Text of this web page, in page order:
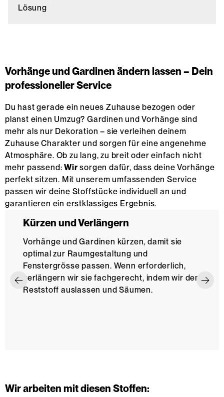
Lösung
Vorhänge und Gardinen ändern lassen – Dein
professioneller Service
Du hast gerade ein neues Zuhause bezogen oder
planst einen Umzug? Gardinen und Vorhänge sind
mehr als nur Dekoration – sie verleihen deinem
Zuhause Charakter und sorgen für eine angenehme
Atmosphäre. Ob zu lang, zu breit oder einfach nicht
mehr passend:Wir sorgen dafür, dass deine Vorhänge
perfekt sitzen. Mit unserem umfassenden Service
passen wir deine Stoffstücke individuell an und
garantieren ein erstklassiges Ergebnis.
Kürzen und Verlängern
Vorhänge und Gardinen kürzen, damit sie
optimal zur Raumgestaltung und
Fenstergrösse passen. Wenn erforderlich,
verlängern wir sie fachgerecht, indem wir den
Reststoff auslassen und Säumen.
Wir arbeiten mit diesen Stoffen: